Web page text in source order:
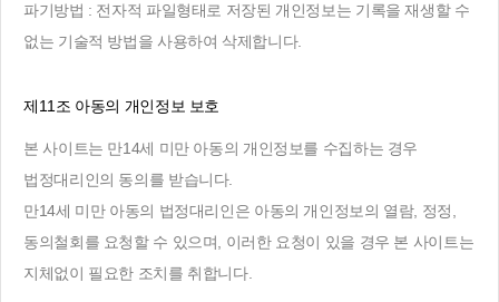
파기방법 : 전자적 파일형태로 저장된 개인정보는 기록을 재생할 수
없는 기술적 방법을 사용하여 삭제합니다.
제11조 아동의 개인정보 보호
본 사이트는 만14세 미만 아동의 개인정보를 수집하는 경우
법정대리인의 동의를 받습니다.
만14세 미만 아동의 법정대리인은 아동의 개인정보의 열람, 정정,
동의철회를 요청할 수 있으며, 이러한 요청이 있을 경우 본 사이트는
지체없이 필요한 조치를 취합니다.